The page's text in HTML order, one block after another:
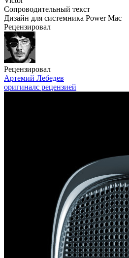
Сопроводительный текст
Дизайн для системника Power Mac
Рецензировал
Рецензировал
Артемий Лебедев
оригиналс рецензией